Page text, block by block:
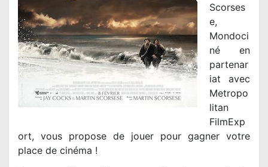
Scorses
e,
Mondoci
né en
partenar
iat avec
Metropo
litan
FilmExp
ort, vous propose de jouer pour gagner votre
place de cinéma !